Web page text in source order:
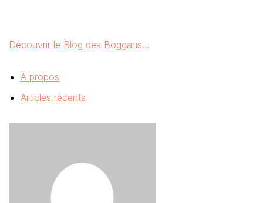
Découvrir le Blog des Boggans…
À propos
Articles récents